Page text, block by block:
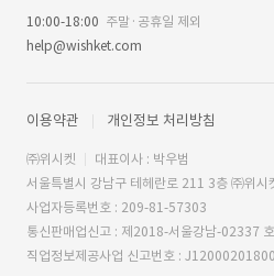
10:00-18:00 주말·공휴일 제외
help@wishket.com
이용약관 개인정보 처리방침
㈜위시켓
대표이사 : 박우범
서울특별시 강남구 테헤란로 211 3층 ㈜위시
사업자등록번호 : 209-81-57303
통신판매업신고 : 제2018-서울강남-02337 호
직업정보제공사업 신고번호 :